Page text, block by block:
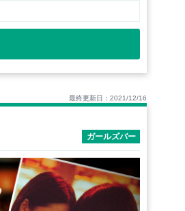
最終更新日：2021/12/16
ガールズバー